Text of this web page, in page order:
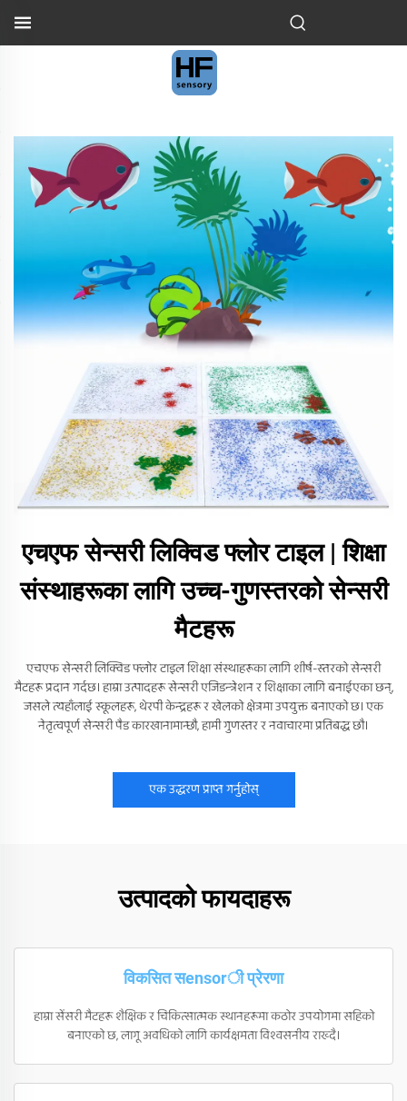
एचएफ सेन्सरी लिक्विड फ्लोर टाइल | शिक्षा
संस्थाहरूका लागि उच्च-गुणस्तरको सेन्सरी
मैटहरू
एचएफ सेन्सरी लिक्विड फ्लोर टाइल शिक्षा संस्थाहरूका लागि शीर्ष-स्तरको सेन्सरी
मैटहरू प्रदान गर्दछ। हाम्रा उत्पादहरू सेन्सरी एजिडन्‍त्रेशन र शिक्षाका लागि बनाईएका छन्,
जसले त्यहाँलाई स्कूलहरू, थेरपी केन्द्रहरू र खेलको क्षेत्रमा उपयुक्त बनाएको छ। एक
नेतृत्वपूर्ण सेन्सरी पैड कारखानामान्छौ, हामी गुणस्तर र नवाचारमा प्रतिबद्ध छौ।
एक उद्धरण प्राप्त गर्नुहोस्
उत्पादको फायदाहरू
विकसित सensorी प्रेरणा
हाम्रा सेंसरी मैटहरू शैक्षिक र चिकित्सात्मक स्थानहरूमा कठोर उपयोगमा सहिको
बनाएको छ, लागू अवधिको लागि कार्यक्षमता विश्वसनीय राख्दै।